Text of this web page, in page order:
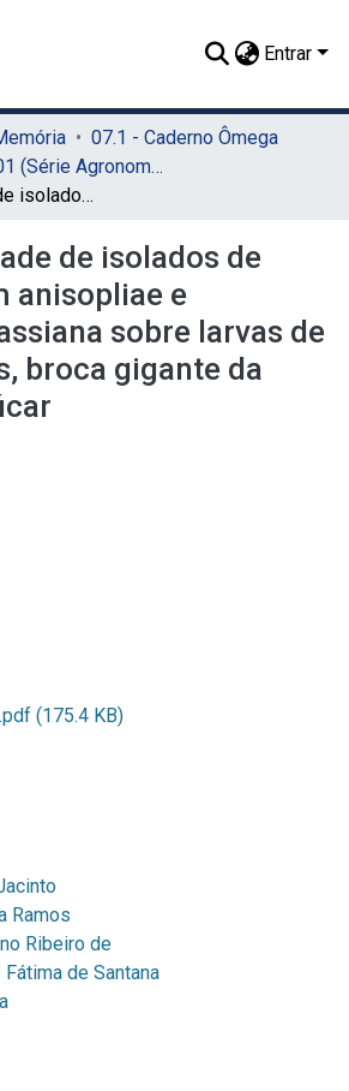
Entrar
07.1 - Caderno Ômega
n. 12, 2001 (Série Agronomia)
Patogenicidade de isolados de Metarhizium anisopliae e Beauveria bassiana sobre larvas de Castnia licus, broca gigante da cana-de-açúcar
de isolados de
anisopliae e
sobre larvas de
broca gigante da
(175.4 KB)
Ramos
Ribeiro de
de Santana